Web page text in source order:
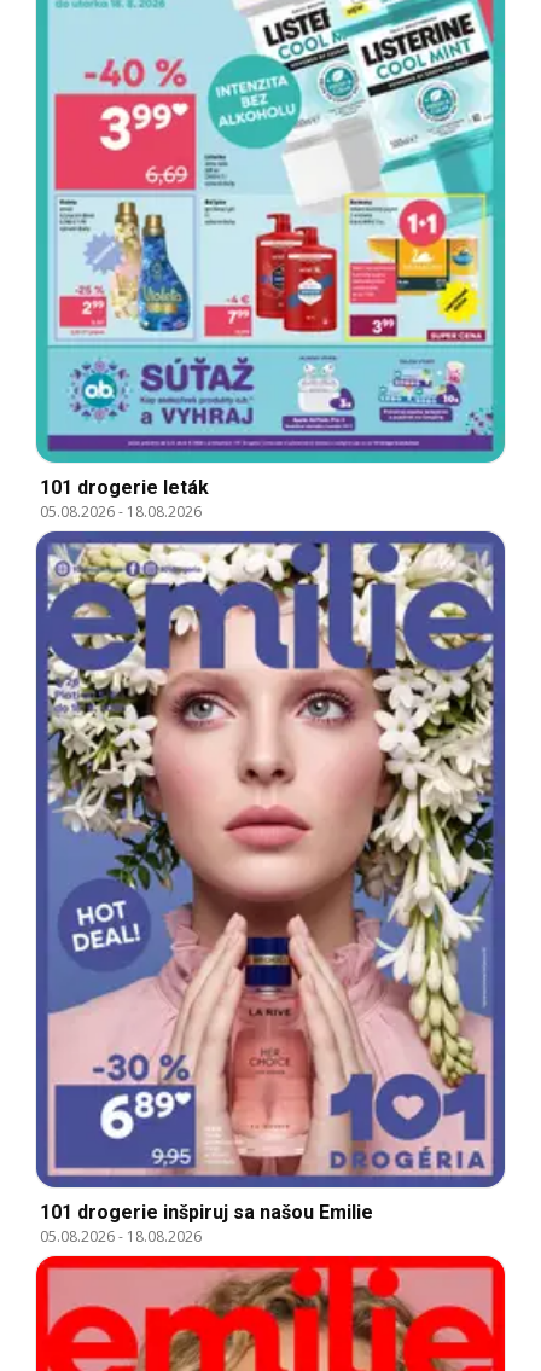
101 drogerie leták
05.08.2026- 18.08.2026
101 drogerie inšpiruj sa našou Emilie
05.08.2026- 18.08.2026